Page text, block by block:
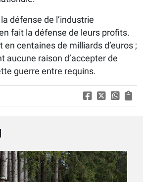
défense de l’industrie
fait la défense de leurs profits.
en centaines de milliards d’euros ;
aucune raison d’accepter de
guerre entre requins.